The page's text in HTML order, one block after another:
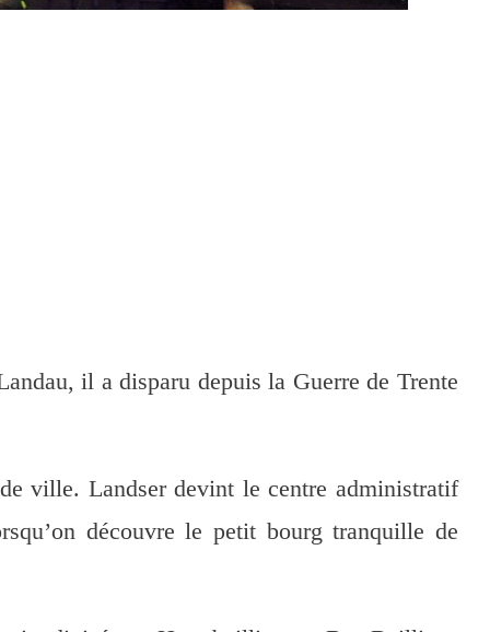
il a disparu depuis la Guerre de Trente
ville. Landser devint le centre administratif
découvre le petit bourg tranquille de